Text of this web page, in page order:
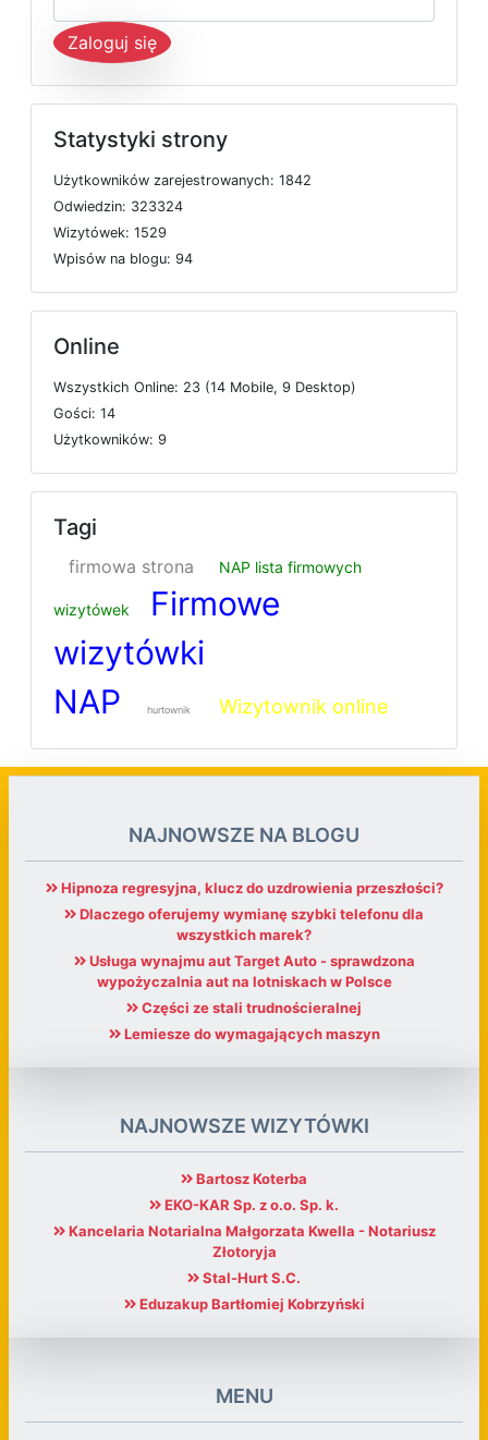
Zaloguj się
Statystyki strony
Użytkowników zarejestrowanych: 1842
Odwiedzin: 323324
Wizytówek: 1529
Wpisów na blogu: 94
Online
Wszystkich Online: 23 (14 Mobile, 9 Desktop)
Gości: 14
Użytkowników: 9
Tagi
firmowa strona NAP lista firmowych
wizytówek
Firmowe
wizytówki
NAP
hurtownik Wizytownik online
NAJNOWSZE NA BLOGU
Hipnoza regresyjna, klucz do uzdrowienia przeszłości?
Dlaczego oferujemy wymianę szybki telefonu dla
wszystkich marek?
Usługa wynajmu aut Target Auto - sprawdzona
wypożyczalnia aut na lotniskach w Polsce
Części ze stali trudnościeralnej
Lemiesze do wymagających maszyn
NAJNOWSZE WIZYTÓWKI
Bartosz Koterba
EKO-KAR Sp. z o.o. Sp. k.
Kancelaria Notarialna Małgorzata Kwella - Notariusz
Złotoryja
Stal-Hurt S.C.
Eduzakup Bartłomiej Kobrzyński
MENU